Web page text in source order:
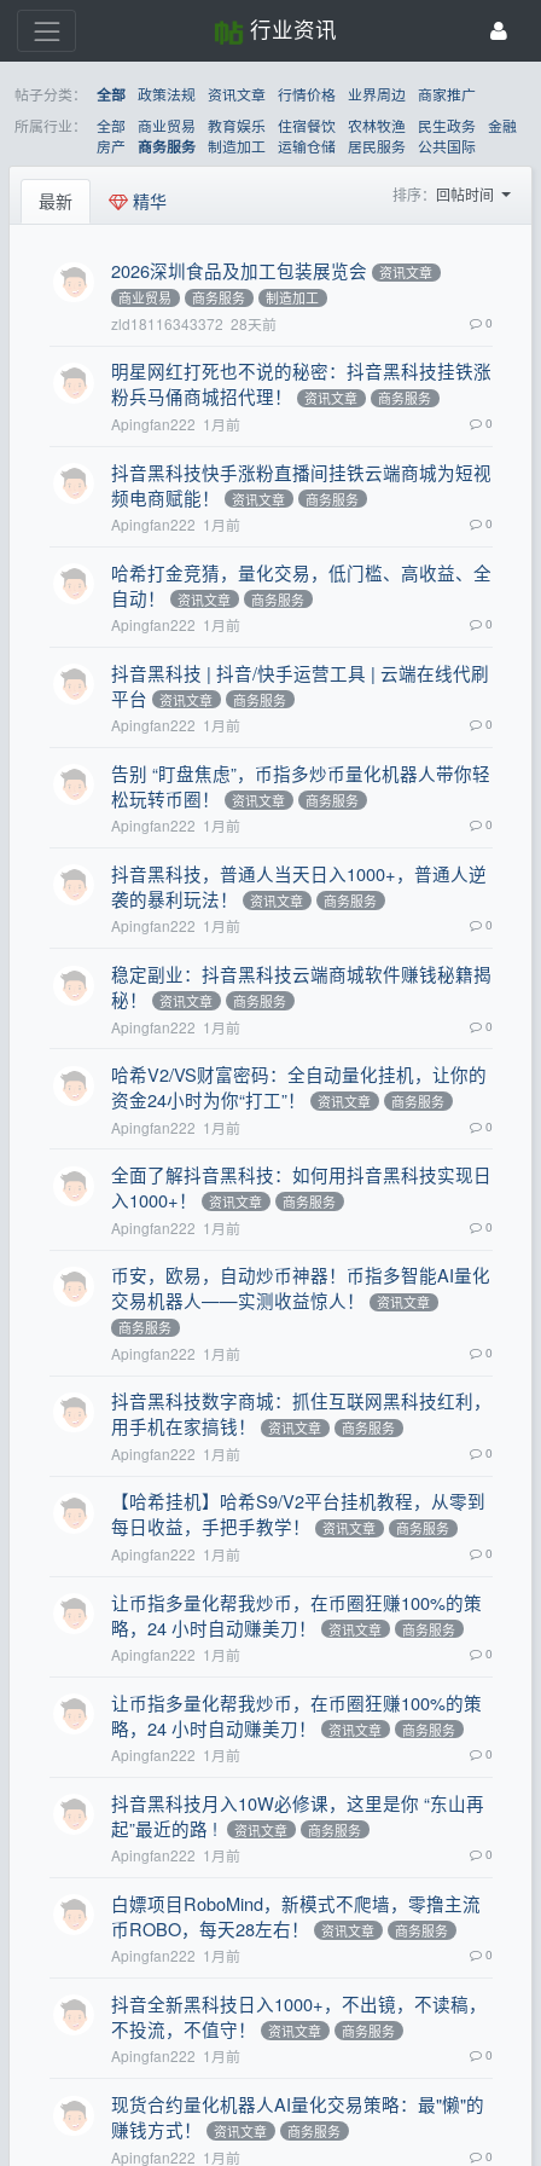
行业资讯
帖子分类： 全部 政策法规 资讯文章 行情价格 业界周边
商家推广
所属行业：
全部 商业贸易 教育娱乐 住宿餐饮 农林牧渔 民生政务 金融
房产
商务服务 制造加工 运输仓储 居民服务 公共国际
最新 精华 排序： 回帖时间
2026深圳食品及加工包装展览会
资讯文章
商业贸易
商务服务 制造加工
zld18116343372 28天前 0
明星网红打死也不说的秘密：抖音黑科技挂铁涨
粉兵马俑商城招代理！
资讯文章 商务服务
Apingfan222 1月前 0
抖音黑科技快手涨粉直播间挂铁云端商城为短视
频电商赋能！
资讯文章 商务服务
Apingfan222 1月前 0
哈希打金竞猜，量化交易，低门槛、高收益、全
自动！
资讯文章 商务服务
Apingfan222 1月前 0
抖音黑科技 | 抖音/快手运营工具 | 云端在线代刷
平台
资讯文章 商务服务
Apingfan222 1月前 0
告别 “盯盘焦虑”，币指多炒币量化机器人带你轻
松玩转币圈！
资讯文章 商务服务
Apingfan222 1月前 0
抖音黑科技，普通人当天日入1000+，普通人逆
袭的暴利玩法！
资讯文章 商务服务
Apingfan222 1月前 0
稳定副业：抖音黑科技云端商城软件赚钱秘籍揭
秘！
资讯文章 商务服务
Apingfan222 1月前 0
哈希V2/VS财富密码：全自动量化挂机，让你的
资金24小时为你“打工”！
资讯文章 商务服务
Apingfan222 1月前 0
全面了解抖音黑科技：如何用抖音黑科技实现日
入1000+！
资讯文章 商务服务
Apingfan222 1月前 0
币安，欧易，自动炒币神器！币指多智能AI量化
交易机器人——实测收益惊人！
资讯文章
商务服务
Apingfan222 1月前 0
抖音黑科技数字商城：抓住互联网黑科技红利，
用手机在家搞钱！
资讯文章 商务服务
Apingfan222 1月前 0
【哈希挂机】哈希S9/V2平台挂机教程，从零到
每日收益，手把手教学！
资讯文章 商务服务
Apingfan222 1月前 0
让币指多量化帮我炒币，在币圈狂赚100%的策
略，24 小时自动赚美刀！
资讯文章 商务服务
Apingfan222 1月前 0
让币指多量化帮我炒币，在币圈狂赚100%的策
略，24 小时自动赚美刀！
资讯文章 商务服务
Apingfan222 1月前 0
抖音黑科技月入10W必修课，这里是你 “东山再
起”最近的路 !
资讯文章 商务服务
Apingfan222 1月前 0
白嫖项目RoboMind，新模式不爬墙，零撸主流
币ROBO，每天28左右！
资讯文章 商务服务
Apingfan222 1月前 0
抖音全新黑科技日入1000+，不出镜，不读稿，
不投流，不值守！
资讯文章 商务服务
Apingfan222 1月前 0
现货合约量化机器人AI量化交易策略：最"懒"的
赚钱方式！
资讯文章 商务服务
Apingfan222 1月前 0